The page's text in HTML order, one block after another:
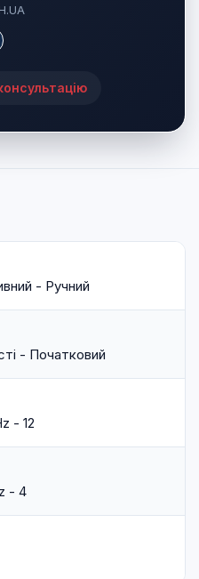
- Ручний
- Початковий
- 12
- 4